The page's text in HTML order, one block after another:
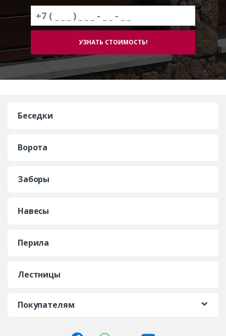
Беседки
Ворота
Заборы
Навесы
Перила
Лестницы
Покупателям